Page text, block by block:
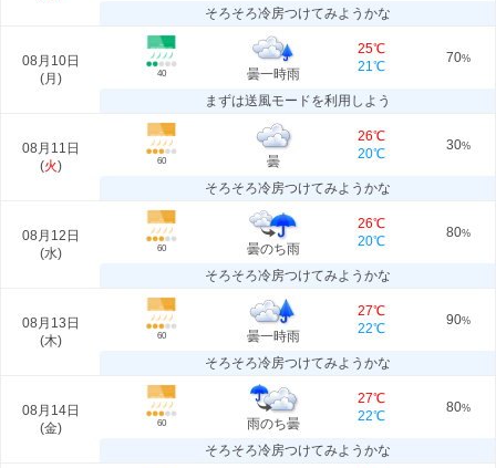
そろそろ冷房つけてみようかな
08月10日
(月 ) 40 曇一時雨
25℃
21℃
70%
まずは送風モードを利用しよう
08月11日
(火) 60 曇
26℃
20℃
30%
そろそろ冷房つけてみようかな
08月12日
(水) 60 曇のち雨
26℃
20℃
80%
そろそろ冷房つけてみようかな
08月13日
(木) 60 曇一時雨
27℃
22℃
90%
そろそろ冷房つけてみようかな
08月14日
(金) 60 雨のち曇
27℃
22℃
80%
そろそろ冷房つけてみようかな